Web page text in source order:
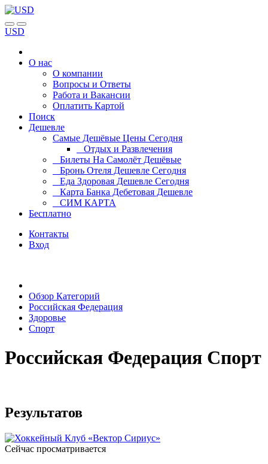
USD
О нас
О компании
Вопросы и Ответы
Работа и Вакансии
Оплатить Картой
Поиск
Дешевле
Самые Дешёвые Цены Сегодня
Отдых и Развлечения
Билеты На Самолёт Дешёвые
Бронь Отеля Дешевле Сегодня
Еда Здоровая Дешевле Сегодня
Карта Банка Дебетовая Дешевле
СИМ КАРТА
Бесплатно
Контакты
Вход
Обзор Категорий
Российская Федерация
Здоровье
Спорт
Российская Федерация Спорт
Результатов
Сейчас просматривается